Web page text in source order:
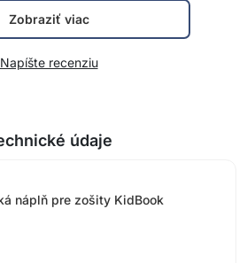
Zobraziť viac
Napíšte recenziu
údaje
náplň pre zošity KidBook